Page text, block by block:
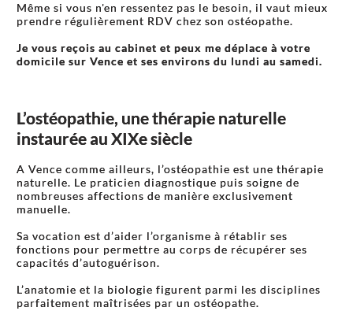
Même si vous n'en ressentez pas le besoin, il vaut mieux
prendre régulièrement RDV chez son ostéopathe.
Je vous reçois au cabinet et peux me déplace à votre
domicile sur Vence et ses environs du lundi au samedi.
L’ostéopathie, une thérapie naturelle
instaurée au XIXe siècle
A Vence comme ailleurs, l’ostéopathie est une thérapie
naturelle. Le praticien diagnostique puis soigne de
nombreuses affections de manière exclusivement
manuelle.
Sa vocation est d’aider l’organisme à rétablir ses
fonctions pour permettre au corps de récupérer ses
capacités d’autoguérison.
L’anatomie et la biologie figurent parmi les disciplines
parfaitement maîtrisées par un ostéopathe.